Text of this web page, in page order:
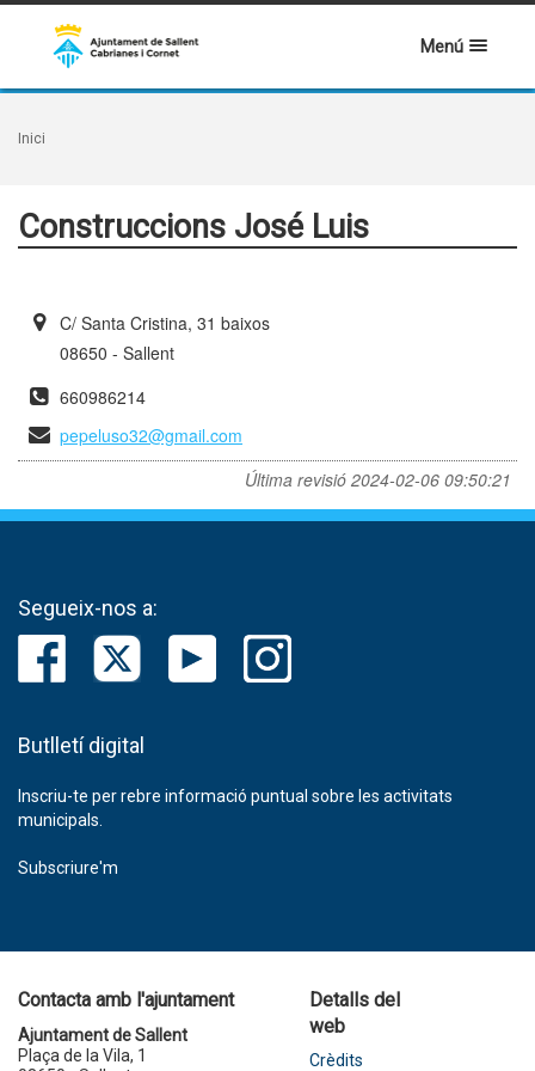
Menú
Inici
Construccions José Luis
C/ Santa Cristina, 31 baixos
08650 - Sallent
660986214
pepeluso32@gmail.com
Última revisió 2024-02-06 09:50:21
Segueix-nos a:
Butlletí digital
Inscriu-te per rebre informació puntual sobre les activitats
municipals.
Subscriure'm
Contacta amb l'ajuntament
Ajuntament de Sallent
Plaça de la Vila, 1
Detalls del
web
Crèdits